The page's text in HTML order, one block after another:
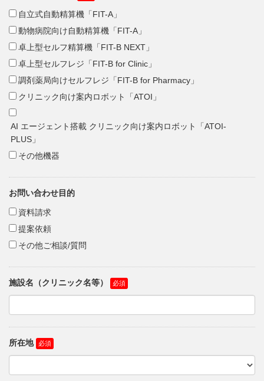
自立式自動精算機「FIT-A」
動物病院向け自動精算機「FIT-A」
卓上型セルフ精算機「FIT-B NEXT」
卓上型セルフレジ「FIT-B for Clinic」
調剤薬局向けセルフレジ「FIT-B for Pharmacy」
クリニック向け案内ロボット「ATOI」
AI エージェント搭載 クリニック向け案内ロボット「ATOI-
PLUS」
その他機器
お問い合わせ目的
資料請求
提案依頼
その他ご相談/質問
施設名（クリニック名等）
所在地